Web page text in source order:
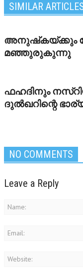
SIMILAR
അനുഷ്‌കയ്ക്കും
മഞ്ഞുരുകുന്നു
ഫഹദിനും
ദുല്‍ഖറിന്റെ
NO COMMENTS
Leave a Reply